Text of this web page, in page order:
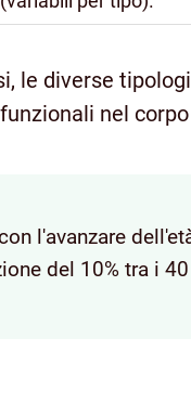
le diverse
nel
l'avanzare
del 10% tra i